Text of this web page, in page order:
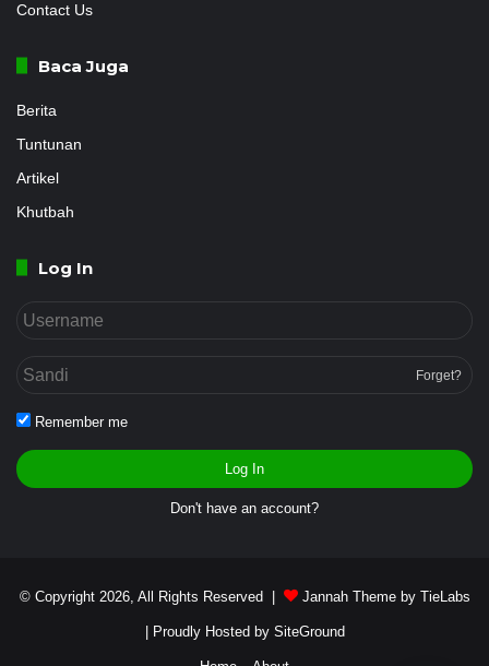
Contact Us
Baca Juga
Berita
Tuntunan
Artikel
Khutbah
Log In
Forget?
Remember me
Log In
Don't have an account?
© Copyright 2026, All Rights Reserved | Jannah Theme by TieLabs
| Proudly Hosted by SiteGround